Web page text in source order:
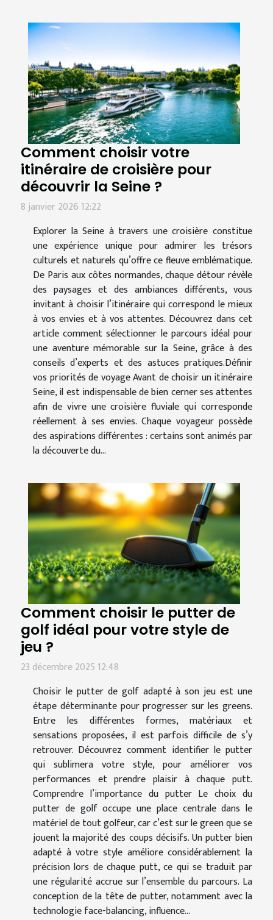
Comment choisir votre
itinéraire de croisière pour
découvrir la Seine ?
8 janvier 2026 12:22
Explorer la Seine à travers une croisière constitue
une expérience unique pour admirer les trésors
culturels et naturels qu’offre ce fleuve emblématique.
De Paris aux côtes normandes, chaque détour révèle
des paysages et des ambiances différents, vous
invitant à choisir l’itinéraire qui correspond le mieux
à vos envies et à vos attentes. Découvrez dans cet
article comment sélectionner le parcours idéal pour
une aventure mémorable sur la Seine, grâce à des
conseils d’experts et des astuces pratiques.Définir
vos priorités de voyage Avant de choisir un itinéraire
Seine, il est indispensable de bien cerner ses attentes
afin de vivre une croisière fluviale qui corresponde
réellement à ses envies. Chaque voyageur possède
des aspirations différentes : certains sont animés par
la découverte du...
Comment choisir le putter de
golf idéal pour votre style de
jeu ?
23 décembre 2025 12:48
Choisir le putter de golf adapté à son jeu est une
étape déterminante pour progresser sur les greens.
Entre les différentes formes, matériaux et
sensations proposées, il est parfois difficile de s’y
retrouver. Découvrez comment identifier le putter
qui sublimera votre style, pour améliorer vos
performances et prendre plaisir à chaque putt.
Comprendre l’importance du putter Le choix du
putter de golf occupe une place centrale dans le
matériel de tout golfeur, car c’est sur le green que se
jouent la majorité des coups décisifs. Un putter bien
adapté à votre style améliore considérablement la
précision lors de chaque putt, ce qui se traduit par
une régularité accrue sur l’ensemble du parcours. La
conception de la tête de putter, notamment avec la
technologie face-balancing, influence...